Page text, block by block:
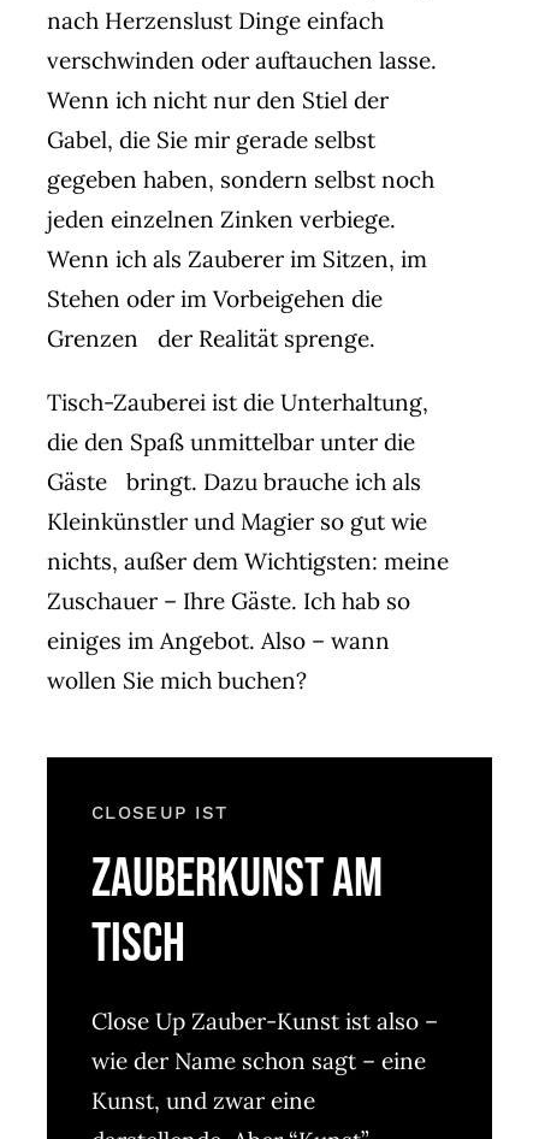
nach Herzenslust Dinge einfach
verschwinden oder auftauchen lasse.
Wenn ich nicht nur den Stiel der
Gabel, die Sie mir gerade selbst
gegeben haben, sondern selbst noch
jeden einzelnen Zinken verbiege.
Wenn ich als Zauberer im Sitzen, im
Stehen oder im Vorbeigehen die
Grenzen der Realität sprenge.
Tisch-Zauberei ist die Unterhaltung,
die den Spaß unmittelbar unter die
Gäste bringt. Dazu brauche ich als
Kleinkünstler und Magier so gut wie
nichts, außer dem Wichtigsten: meine
Zuschauer – Ihre Gäste. Ich hab so
einiges im Angebot. Also – wann
wollen Sie mich buchen?
CLOSEUP IST
ZAUBERKUNST AM
TISCH
Close Up Zauber-Kunst ist also –
wie der Name schon sagt – eine
Kunst, und zwar eine